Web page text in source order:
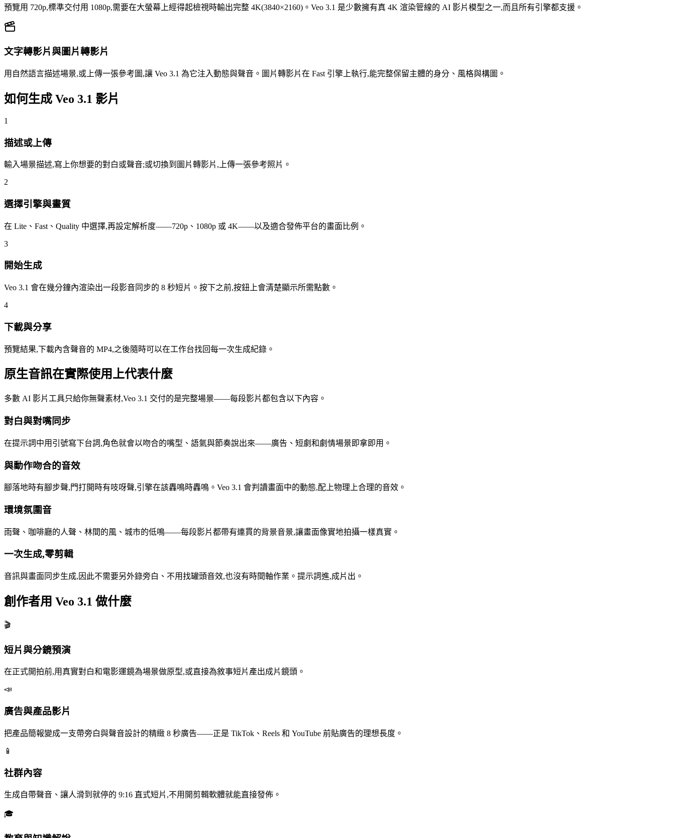
預覽用 720p,標準交付用 1080p,需要在大螢幕上經得起檢視時輸出完整 4K(3840×2160)。Veo 3.1 是少數擁有真 4K 渲染管線的 AI 影片模型之一,而且所有引擎都支援。
文字轉影片與圖片轉影片
用自然語言描述場景,或上傳一張參考圖,讓 Veo 3.1 為它注入動態與聲音。圖片轉影片在 Fast 引擎上執行,能完整保留主體的身分、風格與構圖。
如何生成 Veo 3.1 影片
1
描述或上傳
輸入場景描述,寫上你想要的對白或聲音;或切換到圖片轉影片,上傳一張參考照片。
2
選擇引擎與畫質
在 Lite、Fast、Quality 中選擇,再設定解析度——720p、1080p 或 4K——以及適合發佈平台的畫面比例。
3
開始生成
Veo 3.1 會在幾分鐘內渲染出一段影音同步的 8 秒短片。按下之前,按鈕上會清楚顯示所需點數。
4
下載與分享
預覽結果,下載內含聲音的 MP4,之後隨時可以在工作台找回每一次生成紀錄。
原生音訊在實際使用上代表什麼
多數 AI 影片工具只給你無聲素材,Veo 3.1 交付的是完整場景——每段影片都包含以下內容。
對白與對嘴同步
在提示詞中用引號寫下台詞,角色就會以吻合的嘴型、語氣與節奏說出來——廣告、短劇和劇情場景即拿即用。
與動作吻合的音效
腳落地時有腳步聲,門打開時有吱呀聲,引擎在該轟鳴時轟鳴。Veo 3.1 會判讀畫面中的動態,配上物理上合理的音效。
環境氛圍音
雨聲、咖啡廳的人聲、林間的風、城市的低鳴——每段影片都帶有連貫的背景音景,讓畫面像實地拍攝一樣真實。
一次生成,零剪輯
音訊與畫面同步生成,因此不需要另外錄旁白、不用找罐頭音效,也沒有時間軸作業。提示詞進,成片出。
創作者用 Veo 3.1 做什麼
🎬
短片與分鏡預演
在正式開拍前,用真實對白和電影運鏡為場景做原型,或直接為敘事短片產出成片鏡頭。
📣
廣告與產品影片
把產品簡報變成一支帶旁白與聲音設計的精緻 8 秒廣告——正是 TikTok、Reels 和 YouTube 前貼廣告的理想長度。
📱
社群內容
生成自帶聲音、讓人滑到就停的 9:16 直式短片,不用開剪輯軟體就能直接發佈。
🎓